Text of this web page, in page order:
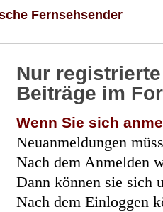
Fernsehsender
Nur
Beiträge im
Wenn Sie sich
Neuanmeldungen
Nach dem Anmelden
Dann können sie sich
Nach dem Einloggen